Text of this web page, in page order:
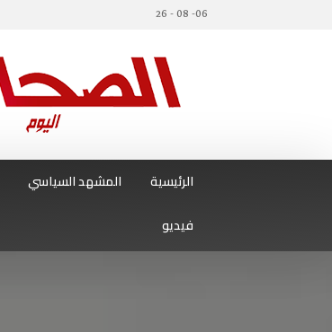
06- 08 - 26
الرئيسية المشهد السياسي
فيديو